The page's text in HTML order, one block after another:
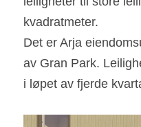
kvadratmeter.
Det er Arja
av Gran Park.
i løpet av fjerde